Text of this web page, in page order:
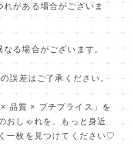
がある場合がございま
る場合がございます。
誤差はご了承ください。
品質 × プチプライス」を
おしゃれを、もっと身近
一枚を見つけてください♡